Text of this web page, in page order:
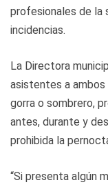
profesionales de la
incidencias.
La Directora
asistentes a
gorra o sombrero,
antes, durante y
prohibida la
“Si presenta algún